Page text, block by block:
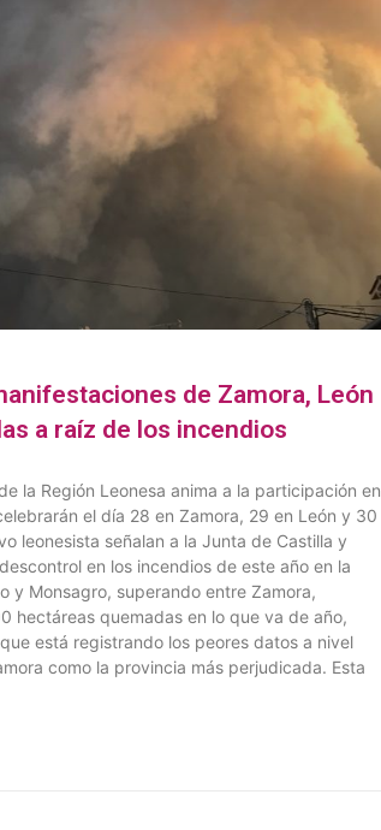
de Zamora, León
a raíz de los incendios
la Región Leonesa anima a la participación en
el día 28 en Zamora, 29 en León y 30
leonesista señalan a la Junta de Castilla y
en los incendios de este año en la
y Monsagro, superando entre Zamora,
hectáreas quemadas en lo que va de año,
está registrando los peores datos a nivel
como la provincia más perjudicada. Esta